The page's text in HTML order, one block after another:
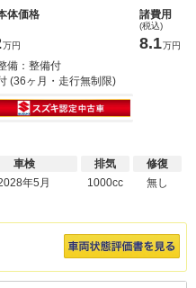
体価格
万円
諸費用
(税込)
8.1万円
備：整備付
(36ヶ月・走行無制限)
車検
年5月
排気
1000cc
修復
無し